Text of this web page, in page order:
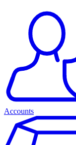
Accounts